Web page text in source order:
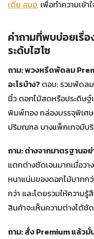
เดีย สมอ. เพื่อทำความเข้
คำถามที่พบบ่อยเรื่
ระดับไฮโซ
ถาม: พวงหรีดพัดลม
อะไรบ้าง? ตอบ: รวมพัดล
นิ้ว ดอกไม้สดหรือประดิษ
พิมพ์ทอง กล่องบรรจุพิเศ
ปริมณฑล บางแพ็กเกจมีบ
ถาม: ต่างจากมาตรฐานอ
แตกต่างชัดเจนมากเมื่อว
หนาแน่นของดอกไม้มากก
กว่า และโดยรวมให้ความรู้
สินค้าจะเห็นความต่างได้ชัด
ถาม: สั่ง Premium แล้วมั่